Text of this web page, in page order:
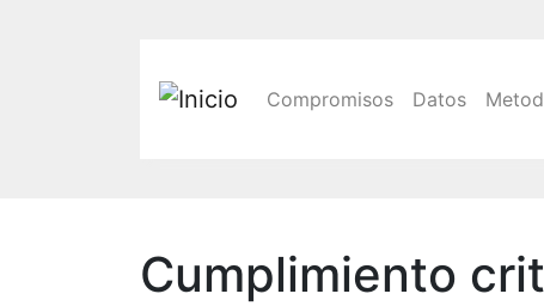
Main navigation
Compromisos Datos
Cumplimiento